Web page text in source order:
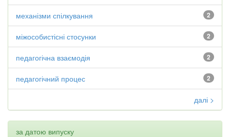
2
механізми спілкування
2
міжособистісні стосунки
2
педагогічна взаємодія
2
педагогічний процес
далі >
за датою випуску